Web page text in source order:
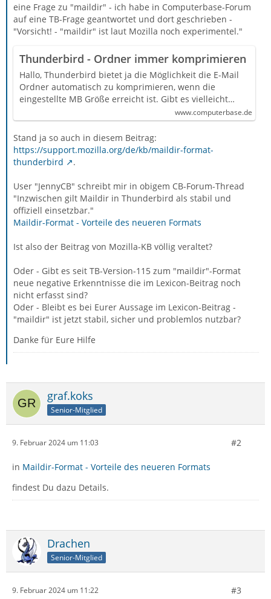
eine Frage zu "maildir" - ich habe in Computerbase-Forum
auf eine TB-Frage geantwortet und dort geschrieben -
"Vorsicht! - "maildir" ist laut Mozilla noch experimentel."
Thunderbird - Ordner immer komprimieren
Hallo, Thunderbird bietet ja die Möglichkeit die E-Mail
Ordner automatisch zu komprimieren, wenn die
eingestellte MB Größe erreicht ist. Gibt es vielleicht…
www.computerbase.de
Stand ja so auch in diesem Beitrag:
https://support.mozilla.org/de/kb/maildir-format-
thunderbird
.
User "JennyCB" schreibt mir in obigem CB-Forum-Thread
"Inzwischen gilt Maildir in Thunderbird als stabil und
offiziell einsetzbar."
Maildir-Format - Vorteile des neueren Formats
Ist also der Beitrag von Mozilla-KB völlig veraltet?
Oder - Gibt es seit TB-Version-115 zum "maildir"-Format
neue negative Erkenntnisse die im Lexicon-Beitrag noch
nicht erfasst sind?
Oder - Bleibt es bei Eurer Aussage im Lexicon-Beitrag -
"maildir" ist jetzt stabil, sicher und problemlos nutzbar?
Danke für Eure Hilfe
graf.koks
Senior-Mitglied
9. Februar 2024 um 11:03 #2
in Maildir-Format - Vorteile des neueren Formats
findest Du dazu Details.
Drachen
Senior-Mitglied
9. Februar 2024 um 11:22 #3